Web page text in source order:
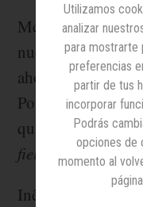
McDonald’s ha
nueva directora
ahora directora
Portugal, Lima
quien ha sido
field president.
Inês Lima lleva
Utilizamos
analizar
para mostrarte
preferencias
partir de tus
incorporar
Podrás
opciones de
momento al
página